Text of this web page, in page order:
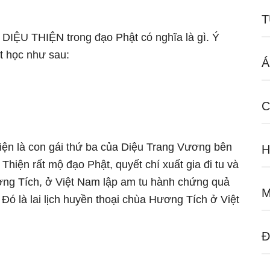
THIỆN trong đạo Phật có nghĩa là gì. Ý
học như sau:
là con gái thứ ba của Diệu Trang Vương bên
rất mộ đạo Phật, quyết chí xuất gia đi tu và
Tích, ở Việt Nam lập am tu hành chứng quả
là lai lịch huyền thoại chùa Hương Tích ở Việt